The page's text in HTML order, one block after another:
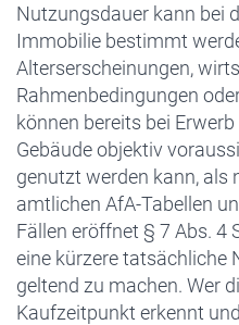
Nutzungsdauer kann bei
Immobilie bestimmt
Alterserscheinungen,
Rahmenbedingungen
können bereits bei
Gebäude objektiv
genutzt werden kann, als
amtlichen AfA-Tabellen
Fällen eröffnet § 7 Abs. 4
eine kürzere tatsächliche
geltend zu machen. Wer
Kaufzeitpunkt erkennt